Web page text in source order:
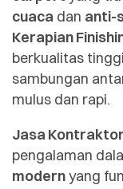
cuaca dan anti-
Kerapian
berkualitas
sambungan
mulus dan rapi.
Jasa Kontraktor
pengalaman
modernyang